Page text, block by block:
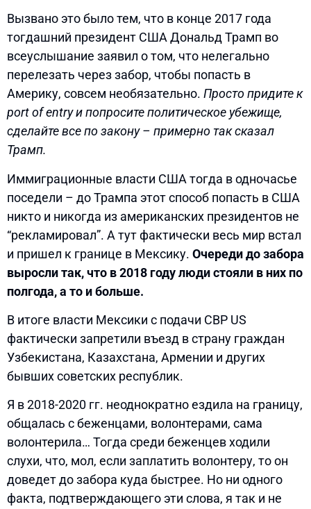
Вызвано это было тем, что в конце 2017 года
тогдашний президент США Дональд Трамп во
всеуслышание заявил о том, что нелегально
перелезать через забор, чтобы попасть в
Америку, совсем необязательно. Просто придите к
port of entry и попросите политическое убежище,
сделайте все по закону – примерно так сказал
Трамп.
Иммиграционные власти США тогда в одночасье
поседели – до Трампа этот способ попасть в США
никто и никогда из американских президентов не
“рекламировал”. А тут фактически весь мир встал
и пришел к границе в Мексику. Очереди до забора
выросли так, что в 2018 году люди стояли в них по
полгода, а то и больше.
В итоге власти Мексики с подачи CBP US
фактически запретили въезд в страну граждан
Узбекистана, Казахстана, Армении и других
бывших советских республик.
Я в 2018-2020 гг. неоднократно ездила на границу,
общалась с беженцами, волонтерами, сама
волонтерила… Тогда среди беженцев ходили
слухи, что, мол, если заплатить волонтеру, то он
доведет до забора куда быстрее. Но ни одного
факта, подтверждающего эти слова, я так и не